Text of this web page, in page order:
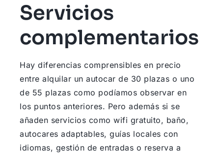
Servicios
complementarios
Hay diferencias comprensibles en precio
entre alquilar un autocar de 30 plazas o uno
de 55 plazas como podíamos observar en
los puntos anteriores. Pero además si se
añaden servicios como wifi gratuito, baño,
autocares adaptables, guías locales con
idiomas, gestión de entradas o reserva a